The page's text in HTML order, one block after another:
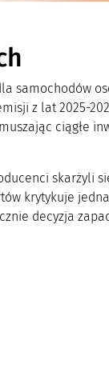
samochodów
z lat 2025-
ciągłe
skarżyli
krytykuje
decyzja